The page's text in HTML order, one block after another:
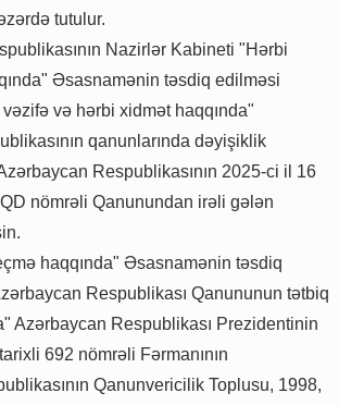
tutulur.
Nazirlər Kabineti "Hərbi
Əsasnamənin təsdiq edilməsi
və hərbi xidmət haqqında"
qanunlarında dəyişiklik
Respublikasının 2025-ci il 16
nömrəli Qanunundan irəli gələn
haqqında" Əsasnamənin təsdiq
Respublikası Qanununun tətbiq
Azərbaycan Respublikası Prezidentinin
692 nömrəli Fərmanının
Qanunvericilik Toplusu, 1998,